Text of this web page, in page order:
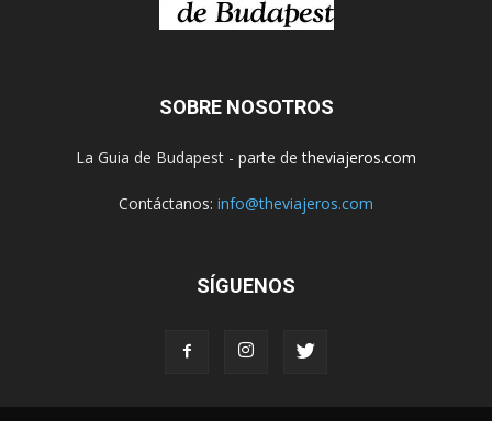
SOBRE NOSOTROS
La Guia de Budapest - parte detheviajeros.com
Contáctanos: info@theviajeros.com
SÍGUENOS